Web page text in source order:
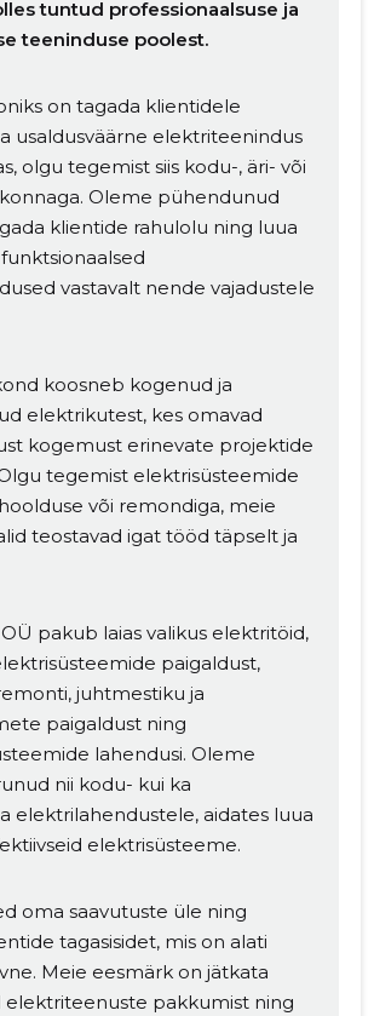
tuntud professionaalsuse ja
teeninduse poolest.
on tagada klientidele
usaldusväärne elektriteenindus
olgu tegemist siis kodu-, äri- või
Oleme pühendunud
klientide rahulolu ning luua
vastavalt nende vajadustele
koosneb kogenud ja
elektrikutest, kes omavad
kogemust erinevate projektide
tegemist elektrisüsteemide
või remondiga, meie
teostavad igat tööd täpselt ja
OÜ pakub laias valikus elektritöid,
paigaldust,
juhtmestiku ja
paigaldust ning
lahendusi. Oleme
nii kodu- kui ka
elektrilahendustele, aidates luua
elektrisüsteeme.
oma saavutuste üle ning
tagasisidet, mis on alati
Meie eesmärk on jätkata
pakkumist ning